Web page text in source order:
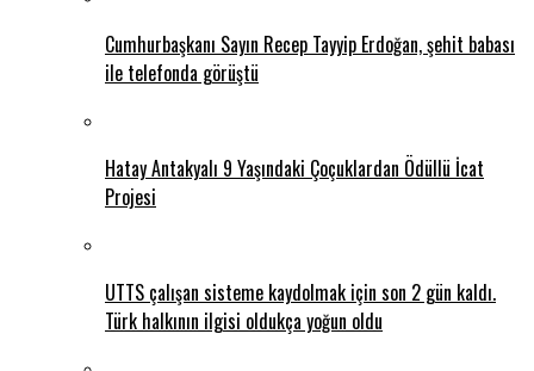
Cumhurbaşkanı Sayın Recep Tayyip Erdoğan, şehit babası
ile telefonda görüştü
Hatay Antakyalı 9 Yaşındaki Çoçuklardan Ödüllü İcat
Projesi
UTTS çalışan sisteme kaydolmak için son 2 gün kaldı.
Türk halkının ilgisi oldukça yoğun oldu